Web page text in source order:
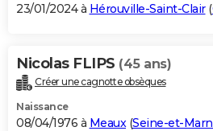
BONS PLANS
Carte de Noël
Carte Bonne année
Carte Saint-Valentin
Carte Pâques
Carte d'anniversaire
DICTIONNAIRE
Dictionnaire
Biographies
Citations
Expressions
Proverbes
PROGRAMME TV
23/01/2024 à Hérouville-Saint-Clair(
Nicolas FLIPS (45 ans)
Créer une cagnotte obsèques
Naissance
08/04/1976 à Meaux(Seine-et-